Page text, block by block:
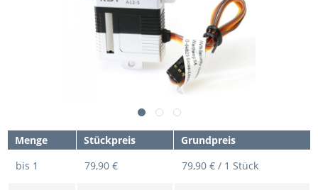
Menge Stückpreis
Grundpreis
bis 1 79,90 € 79,90 € / 1 Stück